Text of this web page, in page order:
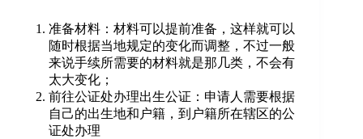
准备材料：材料可以提前准备，这样就可以
随时根据当地规定的变化而调整，不过一般
来说手续所需要的材料就是那几类，不会有
太大变化；
前往公证处办理出生公证：申请人需要根据
自己的出生地和户籍，到户籍所在辖区的公
证处办理